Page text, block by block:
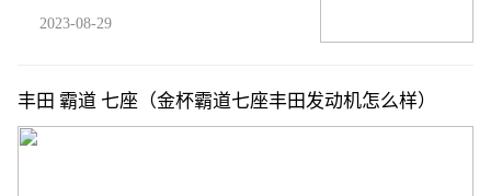
2023-08-29
丰田 霸道 七座（金杯霸道七座丰田发动机怎么样）